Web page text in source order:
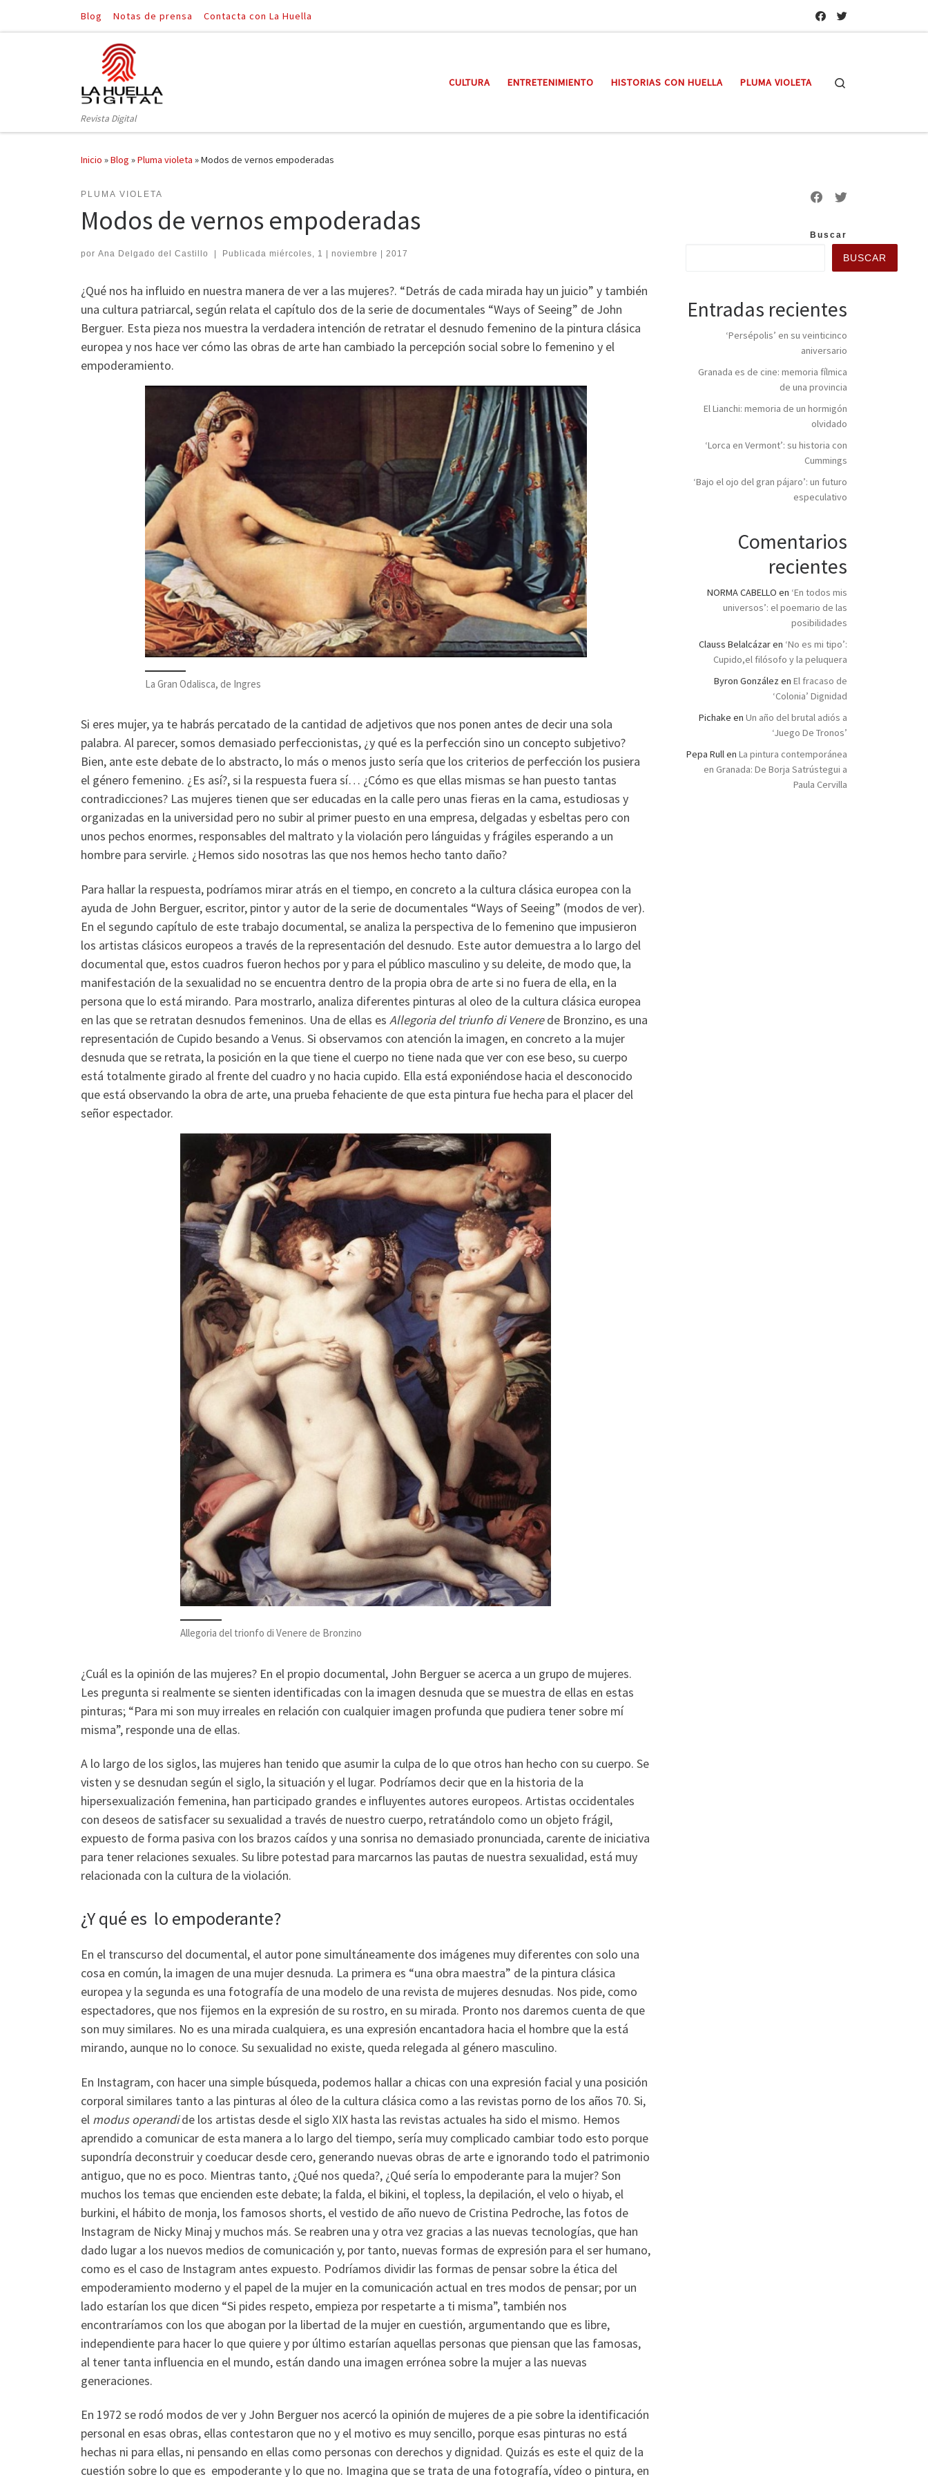
Saltar al contenido
Blog Notas de prensa Contacta con La Huella
Revista Digital
CULTURA ENTRETENIMIENTO HISTORIAS CON HUELLA PLUMA VIOLETA
Inicio »Blog »Pluma violeta »Modos de vernos empoderadas
PLUMA VIOLETA
Modos de vernos empoderadas
por Ana Delgado del Castillo Publicada miércoles, 1 | noviembre | 2017
¿Qué nos ha influido en nuestra manera de ver a las mujeres?. “Detrás de cada mirada hay un juicio” y también
una cultura patriarcal, según relata el capítulo dos de la serie de documentales “Ways of Seeing” de John
Berguer. Esta pieza nos muestra la verdadera intención de retratar el desnudo femenino de la pintura clásica
europea y nos hace ver cómo las obras de arte han cambiado la percepción social sobre lo femenino y el
empoderamiento.
La Gran Odalisca, de Ingres
Si eres mujer, ya te habrás percatado de la cantidad de adjetivos que nos ponen antes de decir una sola
palabra. Al parecer, somos demasiado perfeccionistas, ¿y qué es la perfección sino un concepto subjetivo?
Bien, ante este debate de lo abstracto, lo más o menos justo sería que los criterios de perfección los pusiera
el género femenino. ¿Es así?, si la respuesta fuera sí… ¿Cómo es que ellas mismas se han puesto tantas
contradicciones? Las mujeres tienen que ser educadas en la calle pero unas fieras en la cama, estudiosas y
organizadas en la universidad pero no subir al primer puesto en una empresa, delgadas y esbeltas pero con
unos pechos enormes, responsables del maltrato y la violación pero lánguidas y frágiles esperando a un
hombre para servirle. ¿Hemos sido nosotras las que nos hemos hecho tanto daño?
Para hallar la respuesta, podríamos mirar atrás en el tiempo, en concreto a la cultura clásica europea con la
ayuda de John Berguer, escritor, pintor y autor de la serie de documentales “Ways of Seeing” (modos de ver).
En el segundo capítulo de este trabajo documental, se analiza la perspectiva de lo femenino que impusieron
los artistas clásicos europeos a través de la representación del desnudo. Este autor demuestra a lo largo del
documental que, estos cuadros fueron hechos por y para el público masculino y su deleite, de modo que, la
manifestación de la sexualidad no se encuentra dentro de la propia obra de arte si no fuera de ella, en la
persona que lo está mirando. Para mostrarlo, analiza diferentes pinturas al oleo de la cultura clásica europea
en las que se retratan desnudos femeninos. Una de ellas es Allegoria del triunfo di Venerede Bronzino, es una
representación de Cupido besando a Venus. Si observamos con atención la imagen, en concreto a la mujer
desnuda que se retrata, la posición en la que tiene el cuerpo no tiene nada que ver con ese beso, su cuerpo
está totalmente girado al frente del cuadro y no hacia cupido. Ella está exponiéndose hacia el desconocido
que está observando la obra de arte, una prueba fehaciente de que esta pintura fue hecha para el placer del
señor espectador.
Allegoria del trionfo di Venere de Bronzino
¿Cuál es la opinión de las mujeres? En el propio documental, John Berguer se acerca a un grupo de mujeres.
Les pregunta si realmente se sienten identificadas con la imagen desnuda que se muestra de ellas en estas
pinturas; “Para mi son muy irreales en relación con cualquier imagen profunda que pudiera tener sobre mí
misma”, responde una de ellas.
A lo largo de los siglos, las mujeres han tenido que asumir la culpa de lo que otros han hecho con su cuerpo. Se
visten y se desnudan según el siglo, la situación y el lugar. Podríamos decir que en la historia de la
hipersexualización femenina, han participado grandes e influyentes autores europeos. Artistas occidentales
con deseos de satisfacer su sexualidad a través de nuestro cuerpo, retratándolo como un objeto frágil,
expuesto de forma pasiva con los brazos caídos y una sonrisa no demasiado pronunciada, carente de iniciativa
para tener relaciones sexuales. Su libre potestad para marcarnos las pautas de nuestra sexualidad, está muy
relacionada con la cultura de la violación.
¿Y qué es lo empoderante?
En el transcurso del documental, el autor pone simultáneamente dos imágenes muy diferentes con solo una
cosa en común, la imagen de una mujer desnuda. La primera es “una obra maestra” de la pintura clásica
europea y la segunda es una fotografía de una modelo de una revista de mujeres desnudas. Nos pide, como
espectadores, que nos fijemos en la expresión de su rostro, en su mirada. Pronto nos daremos cuenta de que
son muy similares. No es una mirada cualquiera, es una expresión encantadora hacia el hombre que la está
mirando, aunque no lo conoce. Su sexualidad no existe, queda relegada al género masculino.
En Instagram, con hacer una simple búsqueda, podemos hallar a chicas con una expresión facial y una posición
corporal similares tanto a las pinturas al óleo de la cultura clásica como a las revistas porno de los años 70. Si,
el modus operandide los artistas desde el siglo XIX hasta las revistas actuales ha sido el mismo. Hemos
aprendido a comunicar de esta manera a lo largo del tiempo, sería muy complicado cambiar todo esto porque
supondría deconstruir y coeducar desde cero, generando nuevas obras de arte e ignorando todo el patrimonio
antiguo, que no es poco. Mientras tanto, ¿Qué nos queda?, ¿Qué sería lo empoderante para la mujer? Son
muchos los temas que encienden este debate; la falda, el bikini, el topless, la depilación, el velo o hiyab, el
burkini, el hábito de monja, los famosos shorts, el vestido de año nuevo de Cristina Pedroche, las fotos de
Instagram de Nicky Minaj y muchos más. Se reabren una y otra vez gracias a las nuevas tecnologías, que han
dado lugar a los nuevos medios de comunicación y, por tanto, nuevas formas de expresión para el ser humano,
como es el caso de Instagram antes expuesto. Podríamos dividir las formas de pensar sobre la ética del
empoderamiento moderno y el papel de la mujer en la comunicación actual en tres modos de pensar; por un
lado estarían los que dicen “Si pides respeto, empieza por respetarte a ti misma”, también nos
encontraríamos con los que abogan por la libertad de la mujer en cuestión, argumentando que es libre,
independiente para hacer lo que quiere y por último estarían aquellas personas que piensan que las famosas,
al tener tanta influencia en el mundo, están dando una imagen errónea sobre la mujer a las nuevas
generaciones.
En 1972 se rodó modos de ver y John Berguer nos acercó la opinión de mujeres de a pie sobre la identificación
personal en esas obras, ellas contestaron que no y el motivo es muy sencillo, porque esas pinturas no está
hechas ni para ellas, ni pensando en ellas como personas con derechos y dignidad. Quizás es este el quiz de la
cuestión sobre lo que es empoderante y lo que no. Imagina que se trata de una fotografía, vídeo o pintura, en
Buscar
BUSCAR
Entradas recientes
‘Persépolis’ en su veinticinco
aniversario
Granada es de cine: memoria fílmica
de una provincia
El Lianchi: memoria de un hormigón
olvidado
‘Lorca en Vermont’: su historia con
Cummings
‘Bajo el ojo del gran pájaro’: un futuro
especulativo
Comentarios
recientes
NORMA CABELLO en ‘En todos mis
universos’: el poemario de las
posibilidades
Clauss Belalcázaren ‘No es mi tipo’:
Cupido,el filósofo y la peluquera
Byron González en El fracaso de
‘Colonia’ Dignidad
Pichake en Un año del brutal adiós a
‘Juego De Tronos’
Pepa Rullen La pintura contemporánea
en Granada: De Borja Satrústegui a
Paula Cervilla